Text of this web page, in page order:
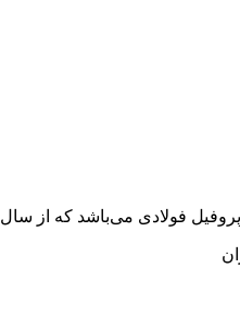
فعالیت خود را به صورت رسمی آغاز کرده است.